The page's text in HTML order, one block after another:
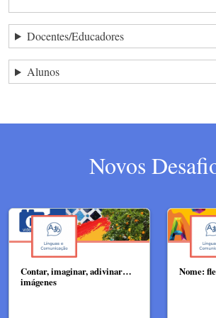
Docentes/Educadores
Alunos
Novos
Contar, imaginar, adivinar…
imágenes
Nome: